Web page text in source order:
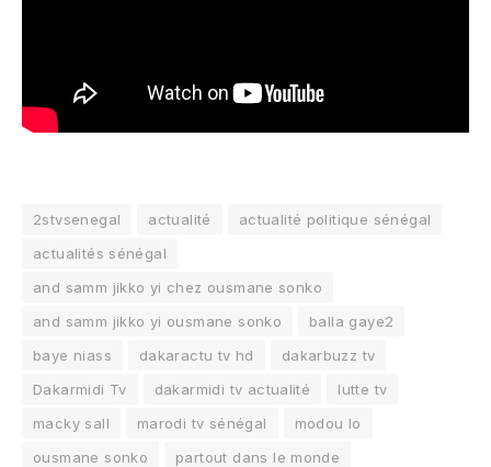
2stvsenegal actualité
actualité politique sénégal
actualités sénégal
and samm jikko yi chez ousmane sonko
and samm jikko yi ousmane sonko
balla gaye2
baye niass
dakaractu tv hd
dakarbuzz tv
Dakarmidi Tv
dakarmidi tv actualité
lutte tv
macky sall
marodi tv sénégal
modou lo
ousmane sonko
partout dans le monde